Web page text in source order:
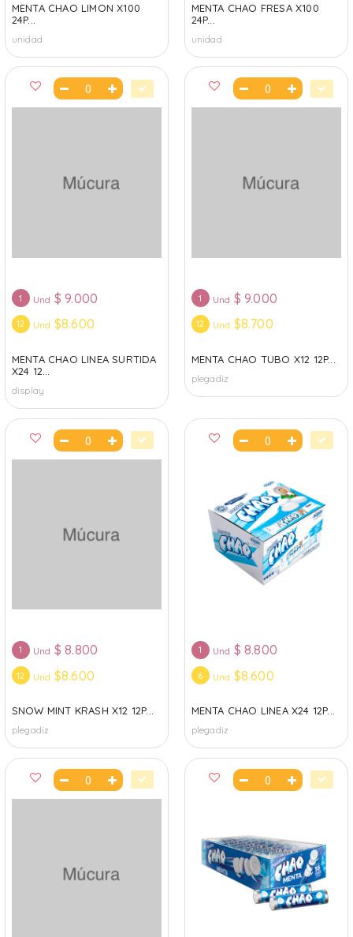
MENTA CHAO LIMON X100
24P...
unidad
MENTA CHAO FRESA X100
24P...
unidad
1 Und $ 9.000
12 Und $8.600
MENTA CHAO LINEA SURTIDA
X24 12...
display
1 Und $ 9.000
12 Und $8.700
MENTA CHAO TUBO X12 12P...
plegadiz
1 Und $ 8.800
12 Und $8.600
SNOW MINT KRASH X12 12P...
plegadiz
1 Und $ 8.800
6 Und $8.600
MENTA CHAO LINEA X24 12P...
plegadiz